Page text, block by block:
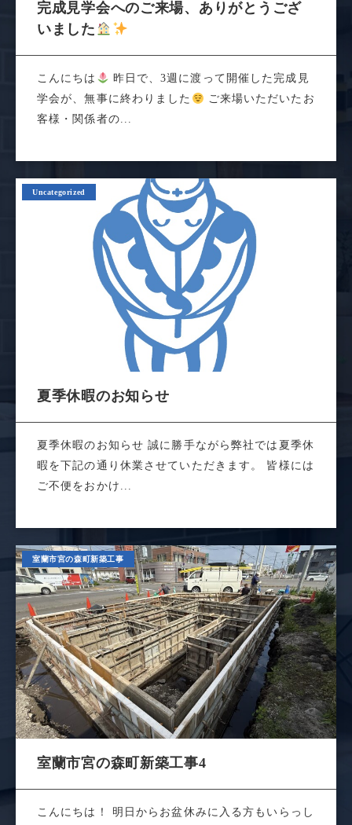
完成見学会へのご来場、ありがとうござ
いました
こんにちは
昨日で、3週に渡って開催した完成見
学会が、無事に終わりました
ご来場いただいたお
客様・関係者の...
Uncategorized
夏季休暇のお知らせ
夏季休暇のお知らせ 誠に勝手ながら弊社では夏季休
暇を下記の通り休業させていただきます。 皆様には
ご不便をおかけ...
室蘭市宮の森町新築工事
室蘭市宮の森町新築工事4
こんにちは！ 明日からお盆休みに入る方もいらっし